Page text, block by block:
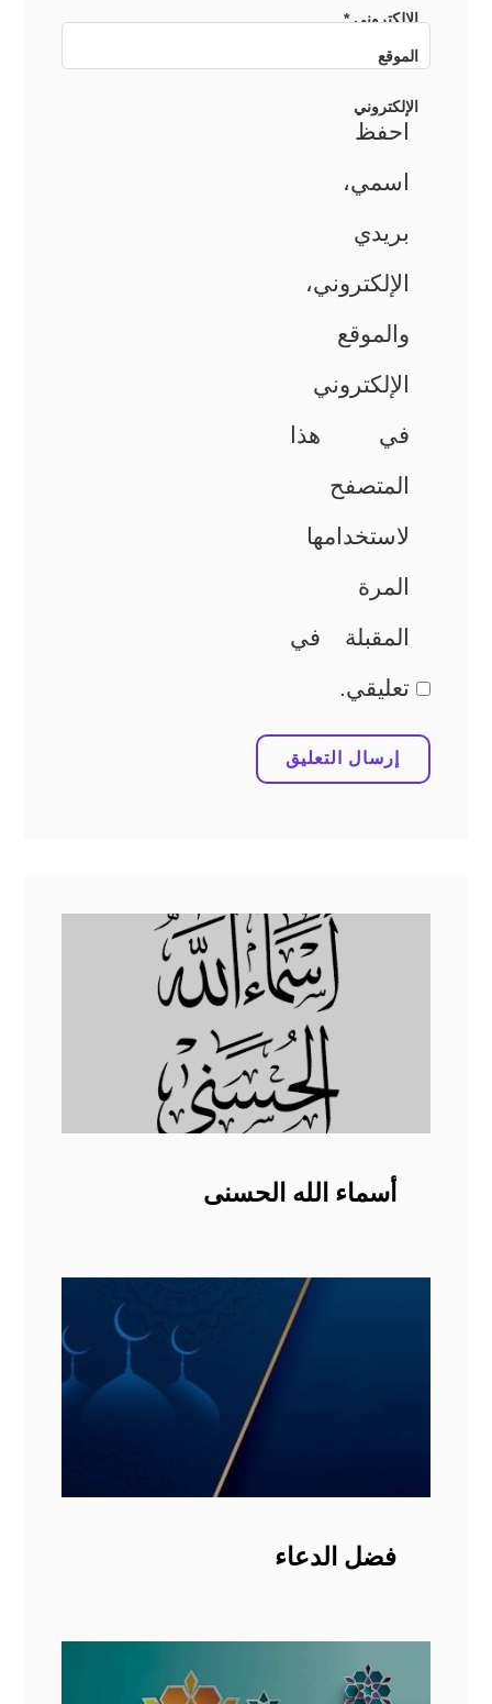
الإلكتروني*
الموقع
الإلكتروني
احفظ
اسمي،
بريدي
الإلكتروني،
والموقع
الإلكتروني
في هذا
المتصفح
لاستخدامها
المرة
المقبلة في
تعليقي.
أسماء الله الحسنى
فضل الدعاء